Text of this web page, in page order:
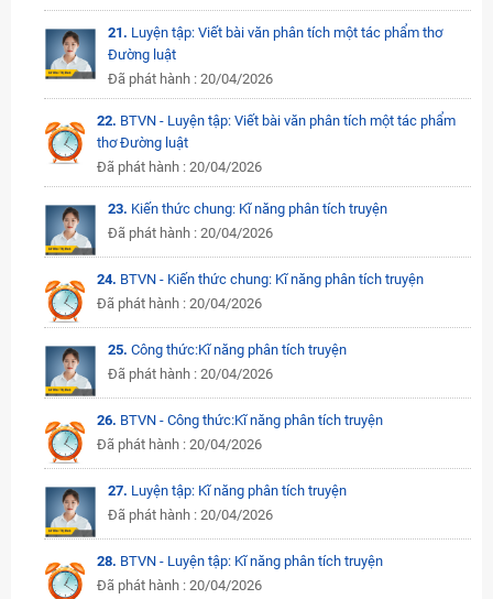
21. Luyện tập: Viết bài văn phân tích một tác phẩm thơ
Đường luật
Đã phát hành : 20/04/2026
22. BTVN - Luyện tập: Viết bài văn phân tích một tác phẩm
thơ Đường luật
Đã phát hành : 20/04/2026
23. Kiến thức chung: Kĩ năng phân tích truyện
Đã phát hành : 20/04/2026
24. BTVN - Kiến thức chung: Kĩ năng phân tích truyện
Đã phát hành : 20/04/2026
25. Công thức:Kĩ năng phân tích truyện
Đã phát hành : 20/04/2026
26. BTVN - Công thức:Kĩ năng phân tích truyện
Đã phát hành : 20/04/2026
27. Luyện tập: Kĩ năng phân tích truyện
Đã phát hành : 20/04/2026
28. BTVN - Luyện tập: Kĩ năng phân tích truyện
Đã phát hành : 20/04/2026